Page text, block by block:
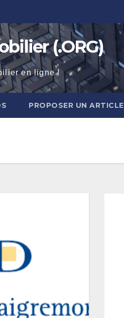
(.ORG)
en ligne !
PROPOSER UN ARTICLE